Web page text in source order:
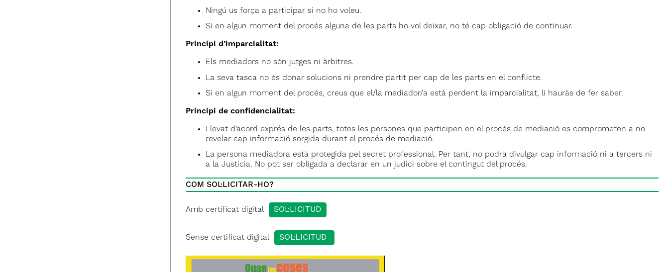
Ningú us força a participar si no ho voleu.
Si en algun moment del procés alguna de les parts ho vol deixar, no té cap obligació de continuar.
Principi d’imparcialitat:
Els mediadors no són jutges ni àrbitres.
La seva tasca no és donar solucions ni prendre partit per cap de les parts en el conflicte.
Si en algun moment del procés, creus que el/la mediador/a està perdent la imparcialitat, li hauràs de fer saber.
Principi de confidencialitat:
Llevat d’acord exprés de les parts, totes les persones que participen en el procés de mediació es comprometen a no
revelar cap informació sorgida durant el procés de mediació.
La persona mediadora està protegida pel secret professional. Per tant, no podrà divulgar cap informació ni a tercers ni
a la Justícia. No pot ser obligada a declarar en un judici sobre el contingut del procés.
COM SOL·LICITAR-HO?
Amb certificat digital SOL·LICITUD
Sense certificat digital SOL·LICITUD